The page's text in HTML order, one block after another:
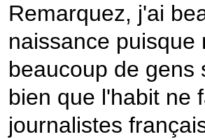
Remarquez, j'ai
naissance
beaucoup de gens
bien que l'habit ne
journalistes